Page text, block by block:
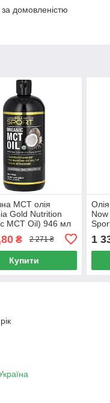
домовленістю
MCT олія
Gold Nutrition
MCT Oil) 946 мл
₴ 2 271 ₴
Купити
1